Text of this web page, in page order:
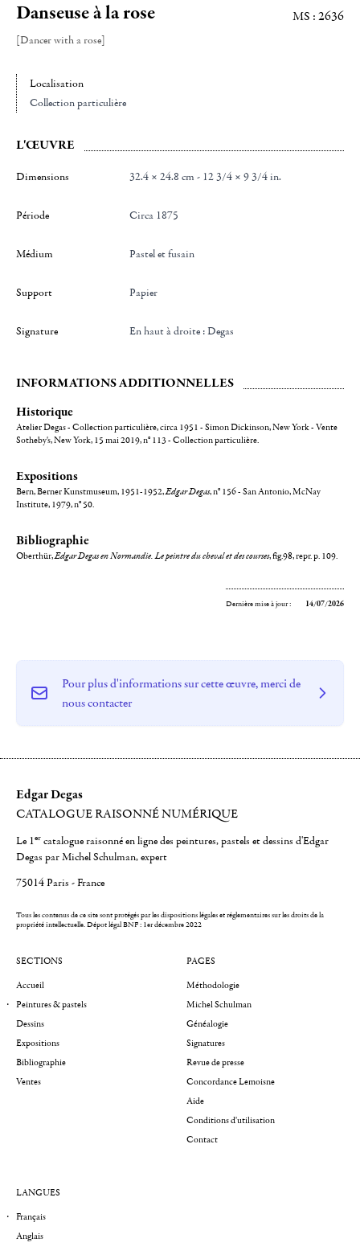
Danseuse à la rose
[Dancer with a rose]
MS : 2636
Localisation
Collection particulière
L'ŒUVRE
Dimensions 32.4 × 24.8 cm - 12 3/4 × 9 3/4 in.
Période Circa 1875
Médium Pastel et fusain
Support Papier
Signature en haut à droite : Degas
INFORMATIONS ADDITIONNELLES
Historique
Atelier Degas - Collection particulière, circa 1951 - Simon Dickinson, New York - Vente
Sotheby's, New York, 15 mai 2019, n° 113 - Collection particulière.
Expositions
Bern, Berner Kunstmuseum, 1951-1952,Edgar Degas, n° 156 - San Antonio, McNay
Institute, 1979, n° 50.
Bibliographie
Oberthür,Edgar Degas en Normandie. Le peintre du cheval et des courses, fig.98, repr. p. 109.
Dernière mise à jour : 14/07/2026
Pour plus d'informations sur cette œuvre, merci de
nous contacter
Edgar Degas
CATALOGUE RAISONNÉ NUMÉRIQUE
Le 1er catalogue raisonné en ligne des peintures, pastels et dessins d'Edgar
Degas par Michel Schulman, expert
75014 Paris - France
Tous les contenus de ce site sont protégés par les dispositions légales et réglementaires sur les droits de la
propriété intellectuelle.Dépot légal BNF : 1er décembre 2022
SECTIONS
Accueil
Peintures & pastels
Dessins
Expositions
Bibliographie
Ventes
PAGES
Méthodologie
Michel Schulman
Généalogie
Signatures
Revue de presse
Concordance Lemoisne
Aide
Conditions d'utilisation
Contact
LANGUES
Français
Anglais